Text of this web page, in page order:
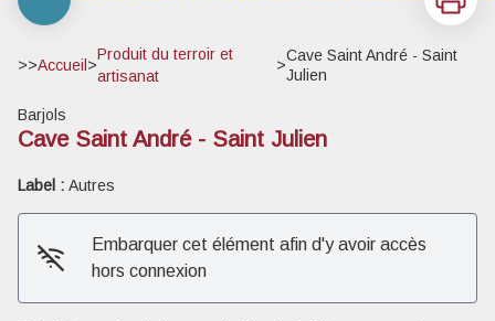
>>Accueil >
Produit du terroir et
artisanat
>
Cave Saint André - Saint
Julien
Barjols
Cave Saint André - Saint Julien
Label : Autres
Embarquer cet élément afin d'y avoir accès
hors connexion